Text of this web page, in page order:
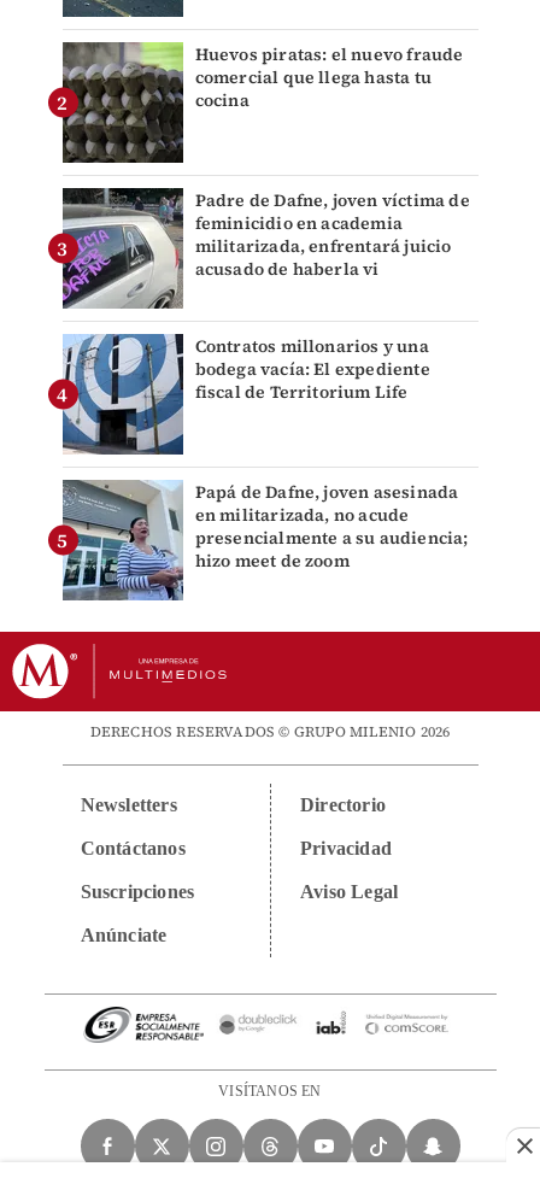
Huevos piratas: el nuevo fraude
comercial que llega hasta tu
cocina
Padre de Dafne, joven víctima de
feminicidio en academia
militarizada, enfrentará juicio
acusado de haberla vi
Contratos millonarios y una
bodega vacía: El expediente
fiscal de Territorium Life
Papá de Dafne, joven asesinada
en militarizada, no acude
presencialmente a su audiencia;
hizo meet de zoom
DERECHOS RESERVADOS © GRUPO MILENIO 2026
Newsletters
Contáctanos
Suscripciones
Anúnciate
Directorio
Privacidad
Aviso Legal
VISÍTANOS EN